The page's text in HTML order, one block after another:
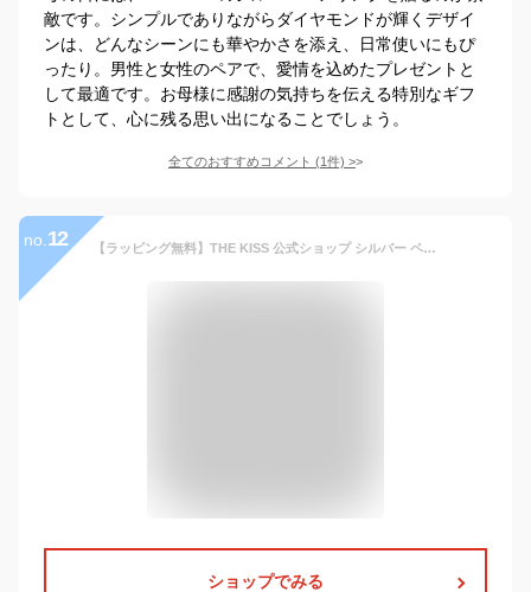
敵です。シンプルでありながらダイヤモンドが輝くデザイ
ンは、どんなシーンにも華やかさを添え、日常使いにもぴ
ったり。男性と女性のペアで、愛情を込めたプレゼントと
して最適です。お母様に感謝の気持ちを伝える特別なギフ
トとして、心に残る思い出になることでしょう。
全てのおすすめコメント (1件) >
no. 12 【ラッピング無料】THE KISS 公式ショップ シルバー ペアリング ペアアクセサリー カップル に 人気 の ジュエリーブランド THEKISS ペア リング・指輪 プレゼント SR1835-1837 セット シンプル 細身 男性 女性 2個セット 母の日【あす楽対応（土日祝除く）】
ショップでみる